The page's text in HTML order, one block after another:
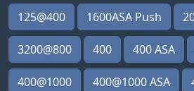
125@400 1600ASA Push
3200@800 400 400 ASA
400@1000 400@1000 ASA